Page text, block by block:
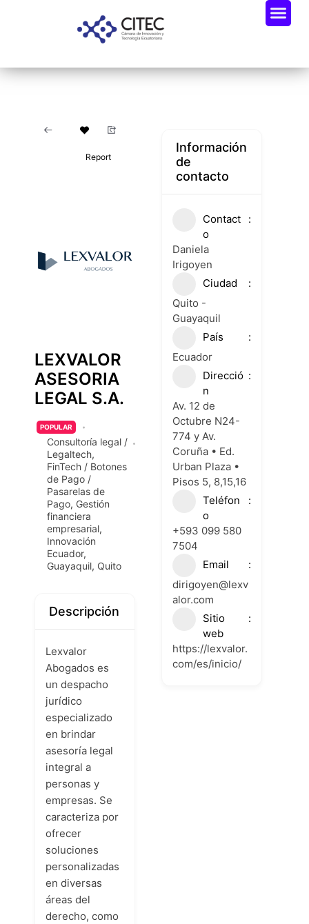
Report
LEXVALOR
ASESORIA
LEGAL S.A.
POPULAR
Consultoría legal /
Legaltech,
FinTech / Botones
de Pago /
Pasarelas de
Pago, Gestión
financiera
empresarial,
Innovación
Ecuador,
Guayaquil, Quito
Descripción
Lexvalor
Abogados es
un despacho
jurídico
especializado
en brindar
asesoría legal
integral a
personas y
empresas. Se
caracteriza por
ofrecer
soluciones
personalizadas
en diversas
áreas del
derecho, como
Información
de
contacto
Contact
o
Daniela
Irigoyen
Ciudad
Quito -
Guayaquil
País
Ecuador
Direcció
n
Av. 12 de
Octubre N24-
774 y Av.
Coruña • Ed.
Urban Plaza •
Pisos 5, 8,15,16
Teléfon
o
+593 099 580
7504
Email
dirigoyen@lexv
alor.com
Sitio
web
https://lexvalor.
com/es/inicio/